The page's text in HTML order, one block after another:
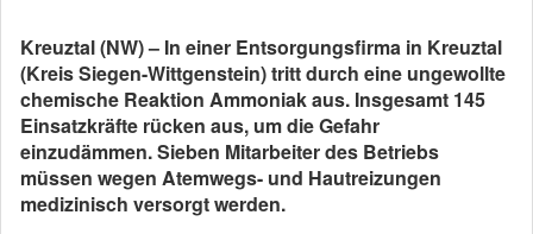
Kreuztal (NW) – In einer Entsorgungsfirma in Kreuztal
(Kreis Siegen-Wittgenstein) tritt durch eine ungewollte
chemische Reaktion Ammoniak aus. Insgesamt 145
Einsatzkräfte rücken aus, um die Gefahr
einzudämmen. Sieben Mitarbeiter des Betriebs
müssen wegen Atemwegs- und Hautreizungen
medizinisch versorgt werden.